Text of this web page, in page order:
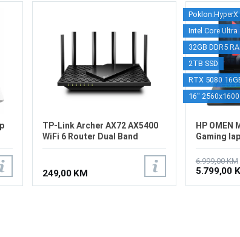
TP-Link Archer AX72 AX5400
WiFi 6 Router Dual Band
249,00 KM
Intel Core Ultra
32GB DDR5
2TB SSD
RTX 5080
16" 2560x1600
HP OMEN
Gaming
6.999,00 KM
5.799,00